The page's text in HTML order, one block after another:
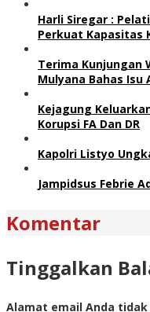
Harli Siregar :
Perkuat Kapasitas
Terima Kunjungan
Mulyana Bahas Isu
Kejagung
Korupsi FA Dan DR
Kapolri Listyo
Jampidsus Febrie
Komentar
Tinggalkan
Alamat email Anda